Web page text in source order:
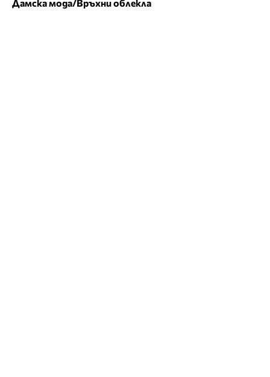
Дамска мода/Връхни облекла